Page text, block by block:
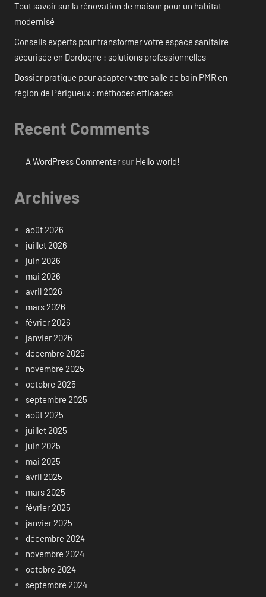
Tout savoir sur la rénovation de maison pour un habitat
modernisé
Conseils experts pour transformer votre espace sanitaire
sécurisée en Dordogne : solutions professionnelles
Dossier pratique pour adapter votre salle de bain PMR en
région de Périgueux : méthodes efficaces
Recent Comments
A WordPress Commentersur Hello world!
Archives
août 2026
juillet 2026
juin 2026
mai 2026
avril 2026
mars 2026
février 2026
janvier 2026
décembre 2025
novembre 2025
octobre 2025
septembre 2025
août 2025
juillet 2025
juin 2025
mai 2025
avril 2025
mars 2025
février 2025
janvier 2025
décembre 2024
novembre 2024
octobre 2024
septembre 2024